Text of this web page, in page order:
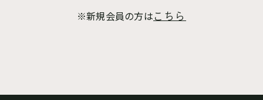
※新規会員の方は こちら